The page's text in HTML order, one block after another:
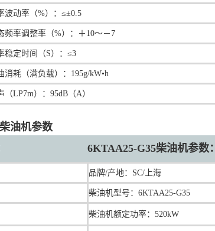
波动率（%）：≤±0.5
频率调整率（%）：＋10～－7
稳定时间（S）：≤3
消耗（满负载）：195g/kW•h
（LP7m）：95dB（A）
油机参数
6KTAA25-G35柴油机参数：
品牌/产地： SC/上海
柴油机型号：6KTAA25-G35
柴油机额定功率：520kW